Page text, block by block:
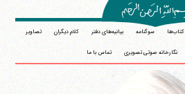
کتاب‌ها سوگنامه بیانیه‌های دفتر کلام دیگران تصاویر
نگارخانه صوتی تصویری تماس با ما